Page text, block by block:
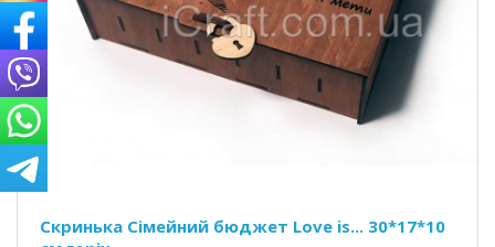
Скринька Сімейний бюджет Love is... 30*17*10